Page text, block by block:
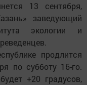
13 сентября,
заведующий
экологии и
продлится
по субботу 16-го.
+20 градусов,